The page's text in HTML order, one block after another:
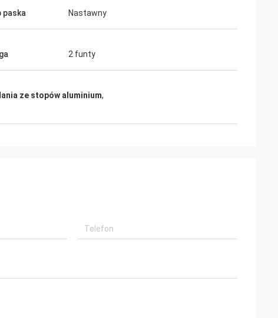
paska Nastawny
2 funty
ze stopów aluminium,